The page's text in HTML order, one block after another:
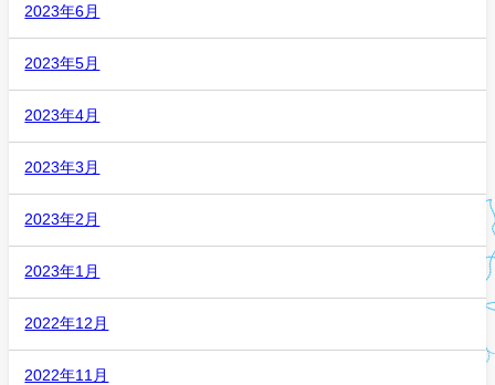
2023年6月
2023年5月
2023年4月
2023年3月
2023年2月
2023年1月
2022年12月
2022年11月